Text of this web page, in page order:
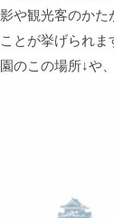
や観光客のかた
とが挙げられま
のこの場所↓や、